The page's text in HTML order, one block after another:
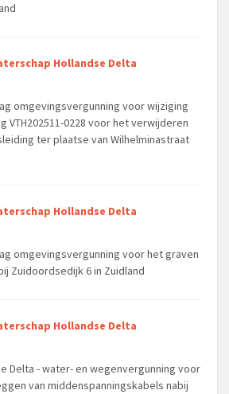
Hollandse Delta
omgevingsvergunning voor wijziging
VTH202511-0228 voor het verwijderen
ter plaatse van Wilhelminastraat
Hollandse Delta
omgevingsvergunning voor het graven
Zuidoordsedijk 6 in Zuidland
Hollandse Delta
Delta - water- en wegenvergunning voor
van middenspanningskabels nabij